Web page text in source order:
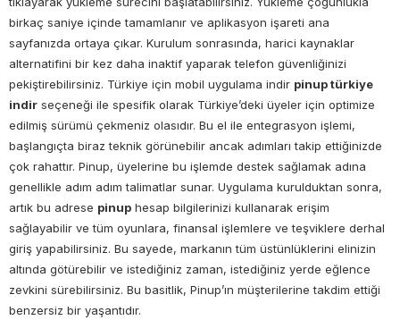
birkaç saniye içinde tamamlanır ve aplikasyon işareti ana
sayfanızda ortaya çıkar. Kurulum sonrasında, harici kaynaklar
alternatifini bir kez daha inaktif yaparak telefon güvenliğinizi
pekiştirebilirsiniz. Türkiye için mobil uygulama indir pinup türkiye
indir seçeneği ile spesifik olarak Türkiye’deki üyeler için optimize
edilmiş sürümü çekmeniz olasıdır. Bu el ile entegrasyon işlemi,
başlangıçta biraz teknik görünebilir ancak adımları takip ettiğinizde
çok rahattır. Pinup, üyelerine bu işlemde destek sağlamak adına
genellikle adım adım talimatlar sunar. Uygulama kurulduktan sonra,
artık bu adrese pinup hesap bilgilerinizi kullanarak erişim
sağlayabilir ve tüm oyunlara, finansal işlemlere ve teşviklere derhal
giriş yapabilirsiniz. Bu sayede, markanın tüm üstünlüklerini elinizin
altında götürebilir ve istediğiniz zaman, istediğiniz yerde eğlence
zevkini sürebilirsiniz. Bu basitlik, Pinup’ın müşterilerine takdim ettiği
benzersiz bir yaşantıdır.